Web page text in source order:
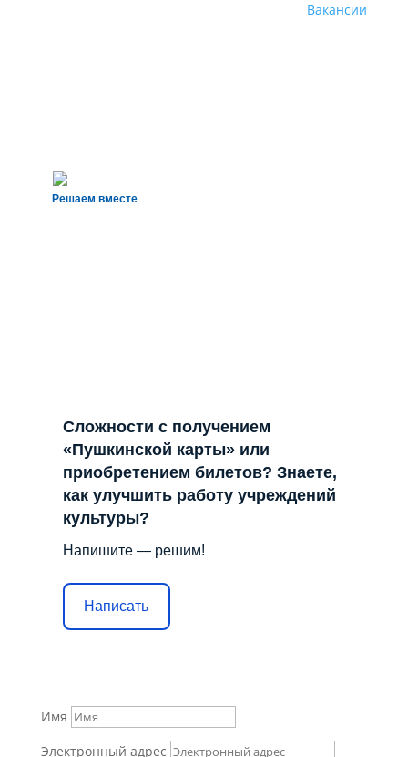
Вакансии
Решаем вместе
Сложности с получением
«Пушкинской карты» или
приобретением билетов? Знаете,
как улучшить работу учреждений
культуры?
Напишите — решим!
Написать
Имя
Электронный адрес